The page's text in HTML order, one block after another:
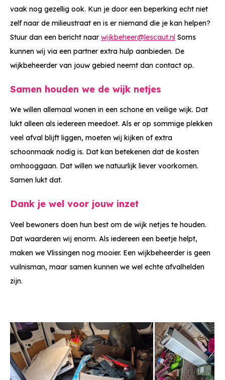
vaak nog gezellig ook. Kun je door een beperking echt niet
zelf naar de milieustraat en is er niemand die je kan helpen?
Stuur dan een bericht naar wijkbeheer@lescaut.nl Soms
kunnen wij via een partner extra hulp aanbieden. De
wijkbeheerder van jouw gebied neemt dan contact op.
Samen houden we de wijk netjes
We willen allemaal wonen in een schone en veilige wijk. Dat
lukt alleen als iedereen meedoet. Als er op sommige plekken
veel afval blijft liggen, moeten wij kijken of extra
schoonmaak nodig is. Dat kan betekenen dat de kosten
omhooggaan. Dat willen we natuurlijk liever voorkomen.
Samen lukt dat.
Dank je wel voor jouw inzet
Veel bewoners doen hun best om de wijk netjes te houden.
Dat waarderen wij enorm. Als iedereen een beetje helpt,
maken we Vlissingen nog mooier. Een wijkbeheerder is geen
vuilnisman, maar samen kunnen we wel echte afvalhelden
zijn.